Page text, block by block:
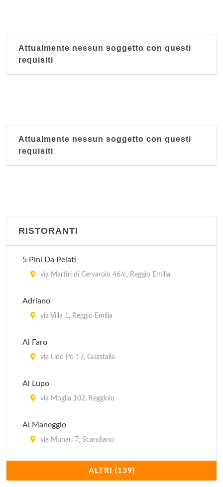
Attualmente nessun soggetto con questi
requisiti
Attualmente nessun soggetto con questi
requisiti
RISTORANTI
5 Pini Da Pelati
via Martiri di Cervarolo 46/c, Reggio Emilia
Adriano
via Villa 1, Reggio Emilia
Al Faro
via Lido Po 17, Guastalla
Al Lupo
via Moglia 102, Reggiolo
Al Maneggio
via Munari 7, Scandiano
piazza Fiume 11, Scandiano
ALTRI (139)